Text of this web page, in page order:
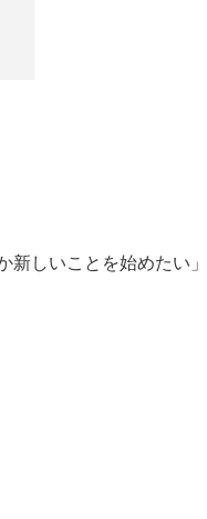
しいことを始めた